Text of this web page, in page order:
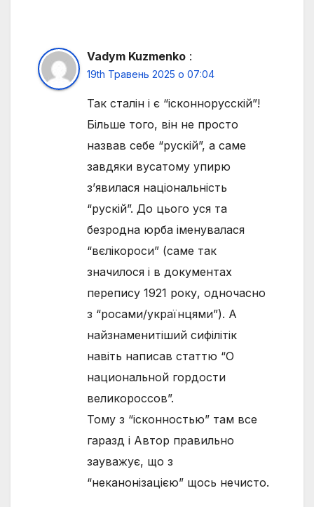
Vadym Kuzmenko :
19th Травень 2025 о 07:04
Так сталін і є “ісконнорусскій”!
Більше того, він не просто
назвав себе “рускій”, а саме
завдяки вусатому упирю
з’явилася національність
“рускій”. До цього уся та
безродна юрба іменувалася
“вєлікороси” (саме так
значилося і в документах
перепису 1921 року, одночасно
з “росами/українцями”). А
найзнаменитіший сифілітік
навіть написав статтю “О
национальной гордости
великороссов”.
Тому з “ісконностью” там все
гаразд і Автор правильно
зауважує, що з
“неканонізацією” щось нечисто.